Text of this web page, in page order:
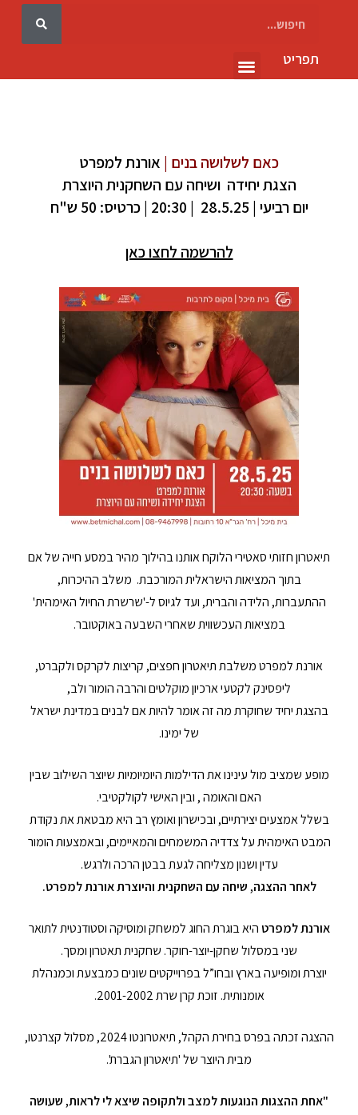
תפריט
כאם לשלושה בנים | אורנת למפרט
הצגת יחידה ושיחה עם השחקנית היוצרת
יום רביעי | 28.5.25 | 20:30 | כרטיס: 50 ש"ח
להרשמה לחצו כאן
תיאטרון חזותי סאטירי הלוקח אותנו בהילוך מהיר במסע חייה של אם
בתוך המציאות הישראלית המורכבת. משלב ההיכרות,
ההתעברות, הלידה והברית, ועד לגיוס ל-'שרשרת החיול האימהית'
במציאות העכשווית שאחרי השבעה באוקטובר.
אורנת למפרט משלבת תיאטרון חפצים, קריצות לקרקס ולקברט,
ליפסינק לקטעי ארכיון מוקלטים והרבה הומור ולב,
בהצגת יחיד שחוקרת מה זה אומר להיות אם לבנים במדינת ישראל
של ימינו.
מופע שמציב מול עינינו את הדילמות היומיומיות שיוצר השילוב שבין
האם והאומה , ובין האישי לקולקטיבי.
בשלל אמצעים יצירתיים, ובכישרון ואומץ רב היא מבטאת את נקודת
המבט האימהית על צדדיה המשמחים והמאיימים, ובאמצעות הומור
עדין ושנון מצליחה לגעת בבטן הרכה ולרגש.
לאחר ההצגה, שיחה עם השחקנית והיוצרת אורנת למפרט.
אורנת למפרטהיא בוגרת החוג למשחק ומוסיקה וסטודנטית לתואר
שני במסלול שחקן-יוצר-חוקר. שחקנית תאטרון ומסך.
יוצרת ומופיעה בארץ ובחו”ל בפרוייקטים שונים כמבצעת וכמנהלת
אומנותית. זוכת קרן שרת 2001-2002.
ההצגה זכתה בפרס בחירת הקהל, תיאטרונטו 2024, מסלול קצרנטו,
מבית היוצר של 'תיאטרון הגברת'.
"אחת ההצגות הנוגעות למצב ולתקופה שיצא לי לראות, שעושה